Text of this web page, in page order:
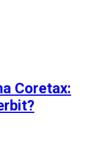
Coretax: